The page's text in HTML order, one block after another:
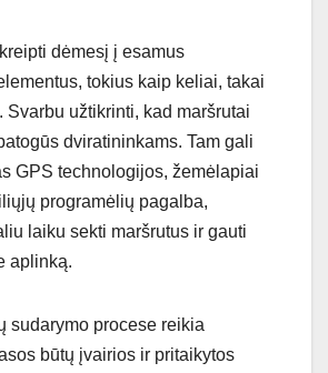
dėmesį į esamus
tokius kaip keliai, takai
Svarbu užtikrinti, kad maršrutai
dviratininkams. Tam gali
GPS technologijos, žemėlapiai
programėlių pagalba,
laiku sekti maršrutus ir gauti
aplinką.
sudarymo procese reikia
būtų įvairios ir pritaikytos